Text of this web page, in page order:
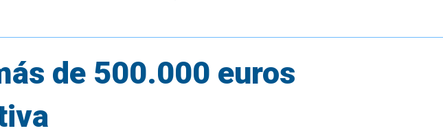
de 500.000 euros